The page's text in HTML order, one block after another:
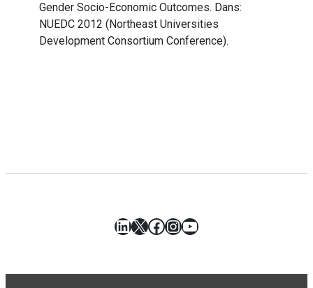
Gender Socio-Economic Outcomes. Dans:
NUEDC 2012 (Northeast Universities
Development Consortium Conference).
LinkedIn
X Facebook
Instagram
YouTube